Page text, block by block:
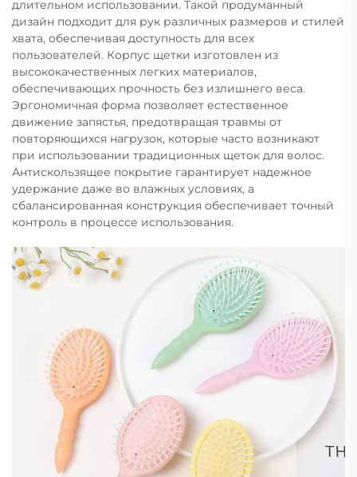
длительном использовании. Такой продуманный
дизайн подходит для рук различных размеров и стилей
хвата, обеспечивая доступность для всех
пользователей. Корпус щетки изготовлен из
высококачественных легких материалов,
обеспечивающих прочность без излишнего веса.
Эргономичная форма позволяет естественное
движение запястья, предотвращая травмы от
повторяющихся нагрузок, которые часто возникают
при использовании традиционных щеток для волос.
Антискользящее покрытие гарантирует надежное
удержание даже во влажных условиях, а
сбалансированная конструкция обеспечивает точный
контроль в процессе использования.